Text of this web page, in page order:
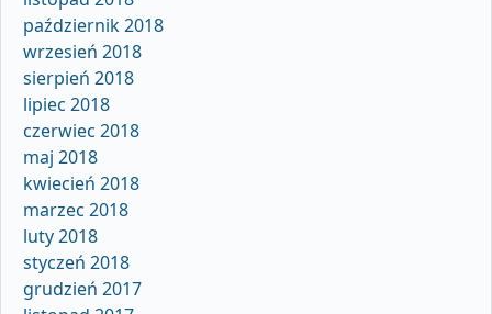
październik 2018
wrzesień 2018
sierpień 2018
lipiec 2018
czerwiec 2018
maj 2018
kwiecień 2018
marzec 2018
luty 2018
styczeń 2018
grudzień 2017